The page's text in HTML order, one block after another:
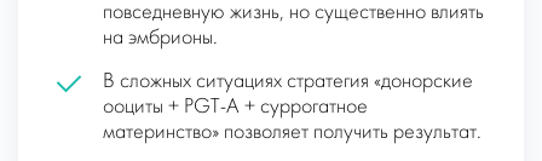
повседневную жизнь, но существенно влиять
на эмбрионы.
В сложных ситуациях стратегия «донорские
ооциты + PGT-A + суррогатное
материнство» позволяет получить результат.